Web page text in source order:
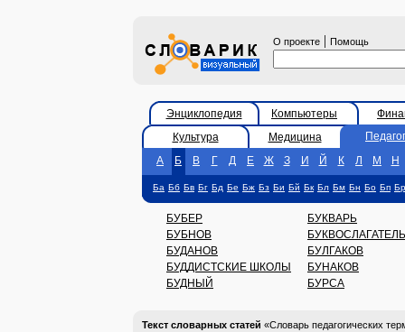
О проекте | Помощь
Энциклопедия Компьютеры
Культура
Медицина
А
Б В Г Д Е Ж З И Й К Л М Н
Ба Бб Бв Бг Бд Бе Бж Бз Би Бй Бк Бл Бм Бн Бо Бп Бр
БУБЕР
БУБНОВ
БУДАНОВ
БУДДИСТСКИЕ ШКОЛЫ
БУДНЫЙ
БУКВАРЬ
БУЛГАКОВ
БУНАКОВ
БУРСА
Текст словарных статей «Словарь педагогических